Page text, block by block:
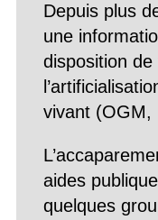
Depuis plus
une
disposition
vivant (OGM,
aides
quelques